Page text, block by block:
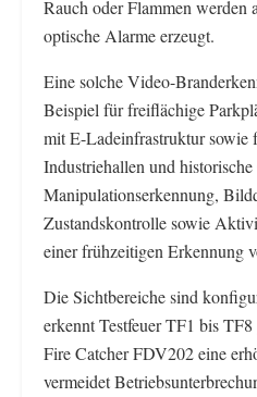
Rauch oder Flammen werden
optische Alarme erzeugt.
Eine solche Video-
Beispiel für freiflächige
mit E-Ladeinfrastruktur sowie
Industriehallen und
Manipulationserkennung,
Zustandskontrolle sowie
einer frühzeitigen Erkennung
Die Sichtbereiche sind
erkennt Testfeuer TF1 bis
Fire Catcher FDV202 eine
vermeidet